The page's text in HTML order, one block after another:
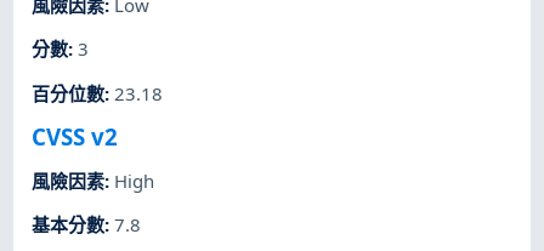
風險因素: Low
分數:3
百分位數: 23.18
CVSS v2
風險因素: High
基本分數:7.8